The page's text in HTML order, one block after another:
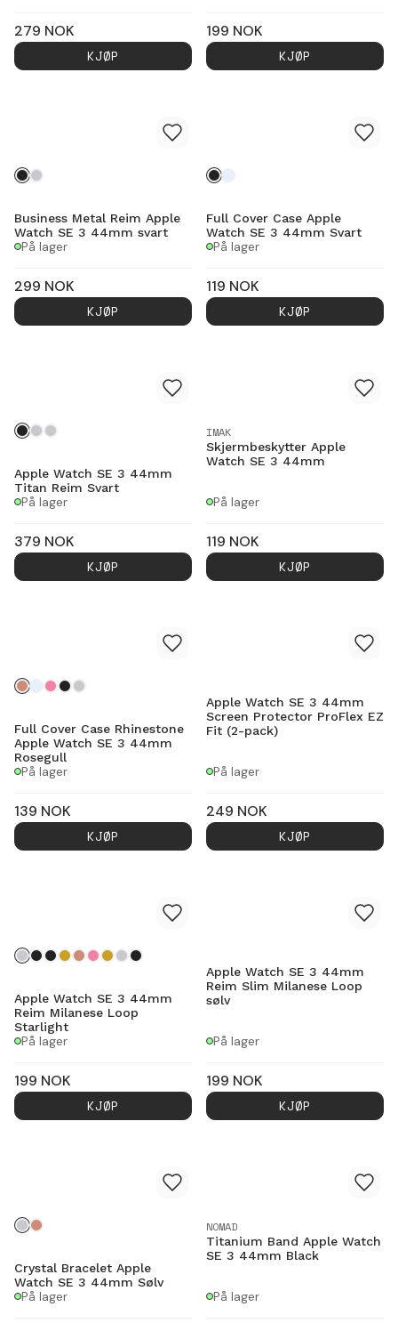
279 NOK
KJØP
199 NOK
KJØP
Business Metal Reim Apple
Watch SE 3 44mm svart
På lager
299 NOK
KJØP
Full Cover Case Apple
Watch SE 3 44mm Svart
På lager
119 NOK
KJØP
Apple Watch SE 3 44mm
Titan Reim Svart
På lager
379 NOK
KJØP
IMAK
Skjermbeskytter Apple
Watch SE 3 44mm
På lager
119 NOK
KJØP
Full Cover Case Rhinestone
Apple Watch SE 3 44mm
Rosegull
På lager
139 NOK
KJØP
Apple Watch SE 3 44mm
Screen Protector ProFlex EZ
Fit (2-pack)
På lager
249 NOK
KJØP
Apple Watch SE 3 44mm
Reim Milanese Loop
Starlight
På lager
199 NOK
KJØP
Apple Watch SE 3 44mm
Reim Slim Milanese Loop
sølv
På lager
199 NOK
KJØP
Crystal Bracelet Apple
Watch SE 3 44mm Sølv
På lager
NOMAD
Titanium Band Apple Watch
SE 3 44mm Black
På lager